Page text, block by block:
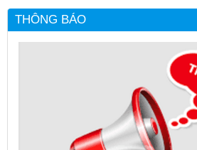
THÔNG BÁO